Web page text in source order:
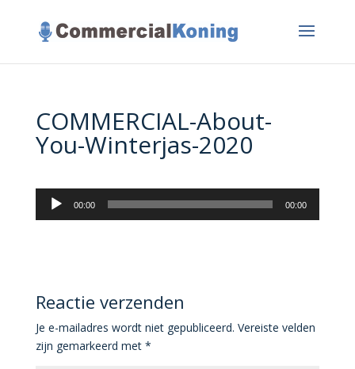
COMMERCIAL-About-
You-Winterjas-2020
Audiospeler
00:00 00:00
Reactie verzenden
Je e-mailadres wordt niet gepubliceerd. Vereiste velden
zijn gemarkeerd met *